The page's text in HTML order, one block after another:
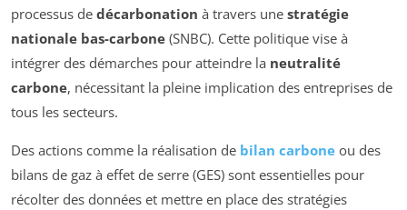
processus de décarbonation à travers une stratégie
nationale bas-carbone (SNBC). Cette politique vise à
intégrer des démarches pour atteindre la neutralité
carbone, nécessitant la pleine implication des entreprises de
tous les secteurs.
Des actions comme la réalisation de bilan carbone ou des
bilans de gaz à effet de serre (GES) sont essentielles pour
récolter des données et mettre en place des stratégies